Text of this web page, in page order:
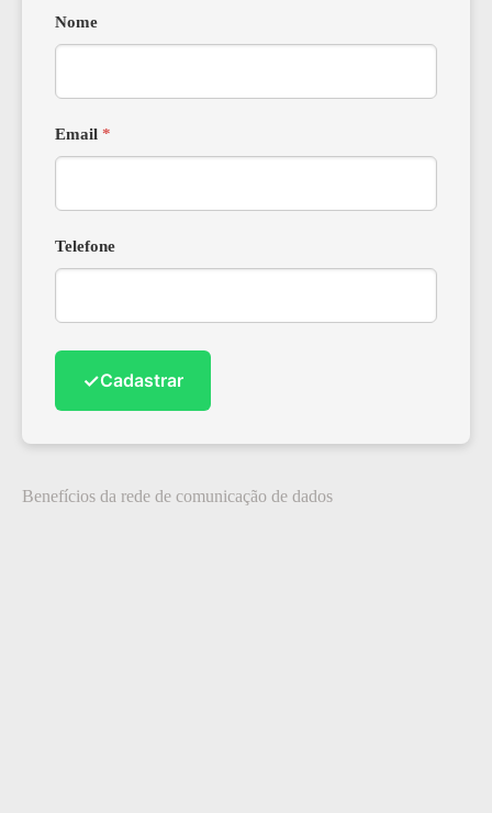
Nome
Email *
Telefone
✓Cadastrar
Benefícios da rede de comunicação de dados